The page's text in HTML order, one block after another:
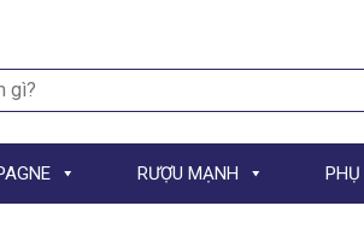
RƯỢU MẠNH PHỤ